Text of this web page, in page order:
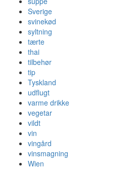
Sverige
svinekød
syltning
tærte
thai
tilbehør
tip
Tyskland
udflugt
varme drikke
vegetar
vildt
vin
vingård
vinsmagning
Wien